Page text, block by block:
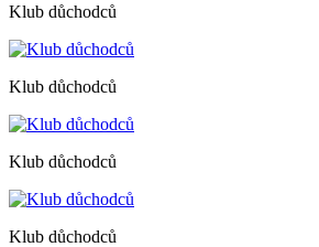
Klub důchodců
Klub důchodců
Klub důchodců
Klub důchodců